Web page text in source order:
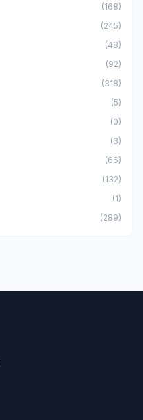
(168)
(245)
(48)
(92)
(318)
(5)
(0)
(3)
(66)
(132)
(1)
(289)